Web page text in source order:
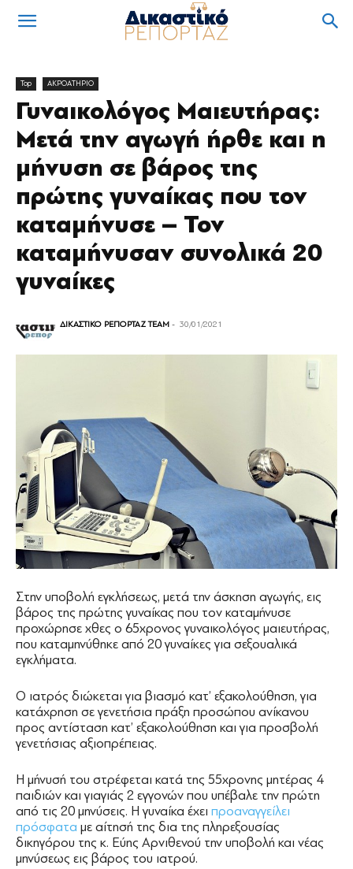
Top ΑΚΡΟΑΤΗΡΙΟ
Γυναικολόγος Μαιευτήρας:
Μετά την αγωγή ήρθε και η
μήνυση σε βάρος της
πρώτης γυναίκας που τον
καταμήνυσε – Τον
καταμήνυσαν συνολικά 20
γυναίκες
ΔΙΚΑΣΤΙΚΟ ΡΕΠΟΡΤΑΖ TEAM - 30/01/2021
Στην υποβολή εγκλήσεως, μετά την άσκηση αγωγής, εις
βάρος της πρώτης γυναίκας που τον καταμήνυσε
προχώρησε χθες ο 65χρονος γυναικολόγος μαιευτήρας,
που καταμηνύθηκε από 20 γυναίκες για σεξουαλικά
εγκλήματα.
Ο ιατρός διώκεται για βιασμό κατ’ εξακολούθηση, για
κατάχρηση σε γενετήσια πράξη προσώπου ανίκανου
προς αντίσταση κατ’ εξακολούθηση και για προσβολή
γενετήσιας αξιοπρέπειας.
Η μήνυσή του στρέφεται κατά της 55χρονης μητέρας 4
παιδιών και γιαγιάς 2 εγγονών που υπέβαλε την πρώτη
από τις 20 μηνύσεις. Η γυναίκα έχει προαναγγείλει
πρόσφατα με αίτησή της δια της πληρεξουσίας
δικηγόρου της κ. Εύης Αρνιθενού την υποβολή και νέας
μηνύσεως εις βάρος του ιατρού.